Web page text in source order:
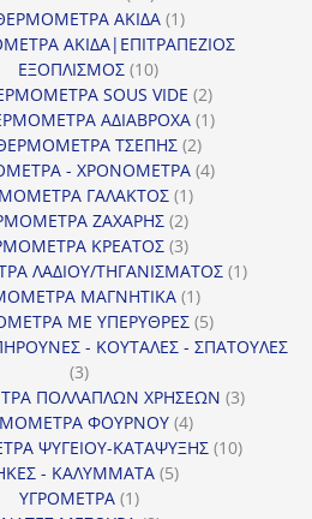
προϊόντα
ΑΚΙΔΑ 11
προϊόν
ΑΚΙΔΑ|ΕΠΙΤΡΑΠΕΖΙΟΣ
ΕΞΟΠΛΙΣΜΟΣ 1010
προϊόντα
SOUS VIDE 22
προϊόντα
ΑΔΙΑΒΡΟΧΑ 11
ΤΣΕΠΗΣ 22
προϊόντα
- ΧΡΟΝΟΜΕΤΡΑ 44
ΓΑΛΑΚΤΟΣ 11
προϊόν
ΖΑΧΑΡΗΣ 22
προϊόντα
ΚΡΕΑΤΟΣ 33
προϊόντα
ΛΑΔΙΟΥ/ΤΗΓΑΝΙΣΜΑΤΟΣ 11
ΜΑΓΝΗΤΙΚΑ 11
προϊόν
ΜΕ ΥΠΕΡΥΘΡΕΣ 55
προϊόντα
- ΚΟΥΤΑΛΕΣ - ΣΠΑΤΟΥΛΕΣ
33
προϊόντα
ΠΟΛΛΑΠΛΩΝ ΧΡΗΣΕΩΝ 33
ΦΟΥΡΝΟΥ 44
προϊόντα
ΨΥΓΕΙΟΥ-ΚΑΤΑΨΥΞΗΣ 1010
- ΚΑΛΥΜΜΑΤΑ 55
ΥΓΡΟΜΕΤΡΑ 11